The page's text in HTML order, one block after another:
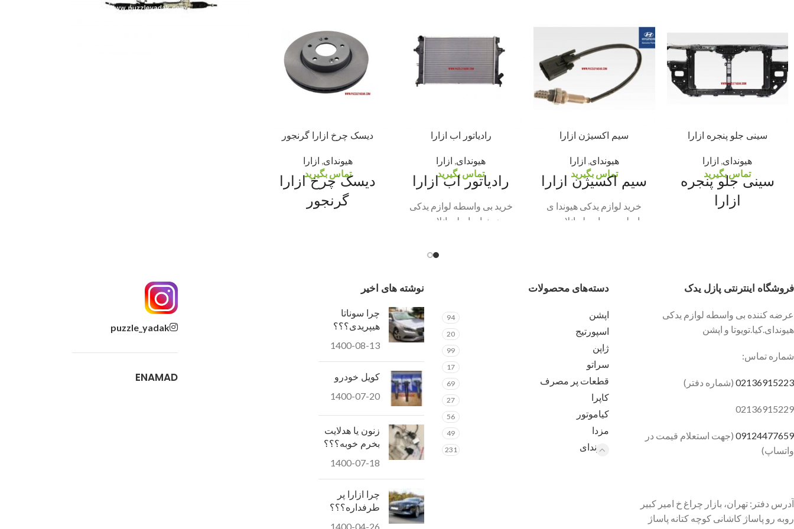
سینی جلو پنجره ازارا
هیوندای ازارا
تماس بگیرید
سینی جلو پنجره
ازارا
فنی کالای مورد نظر را
فرمایید
سیم اکسیژن ازارا
هیوندای ازارا
تماس بگیرید
سیم اکسیژن ازارا
خرید لوازم یدکی هیوندا ی
اصلی بی واسطه انلاین و
دز خزید شمازه شاستی یا
فنی کالای مورد نظر را
واتساپ یا با تماس اعلام
فرمایید
رادیاتور اب ازارا
هیوندای ازارا
تماس بگیرید
رادیاتور اب ازارا
خرید بی واسطه لوازم یدکی
هیوندای اصلی انلاین و
دیسک چرخ ازارا گرنجور
هیوندای ازارا
تماس بگیرید
دیسک چرخ ازارا
گرنجور
حضوری لطفا جهت سهولت
در خرید شماره ساستی یا
فروشگاه اینترنتی پازل یدک
عرضه کننده بی واسطه لوازم یدکی
هیوندای.کیا.تویوتا و اپشن
شماره تماس:
02136915223 (شماره دفتر)
02136915229
09124477659 (جهت استعلام قیمت در
واتساپ)
آدرس دفتر: تهران، بازار چراغ خ امیر کبیر
روبه رو پاساژ کاشانی کوچه کتانه پاساژ
دسته‌های محصولات
اپشن 94
اسپورتیج 20
ژاپن 99
سراتو 17
قطعات پر مصرف 69
کاپرا 27
کیاموتور 56
مزدا 49
هیوندای 231
نوشته های اخیر
چرا سوناتا
هیپریدی؟؟؟
1400-08-13
کویل خودرو
1400-07-20
زنون یا هدلایت
بخرم خوبه؟؟؟
1400-07-18
چرا ازارا پر
طرفداره؟؟؟
1400-04-26
puzzle_yadak
ENAMAD